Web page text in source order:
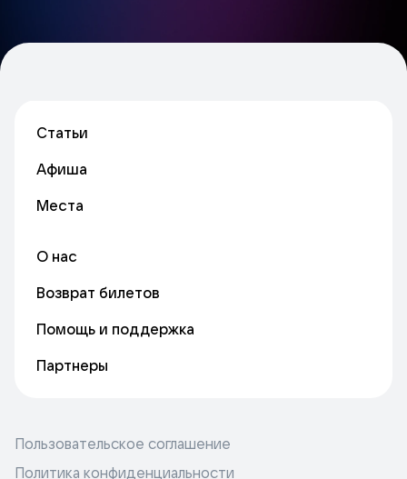
Статьи
Афиша
Места
О нас
Возврат билетов
Помощь и поддержка
Партнеры
Пользовательское соглашение
Политика конфиденциальности